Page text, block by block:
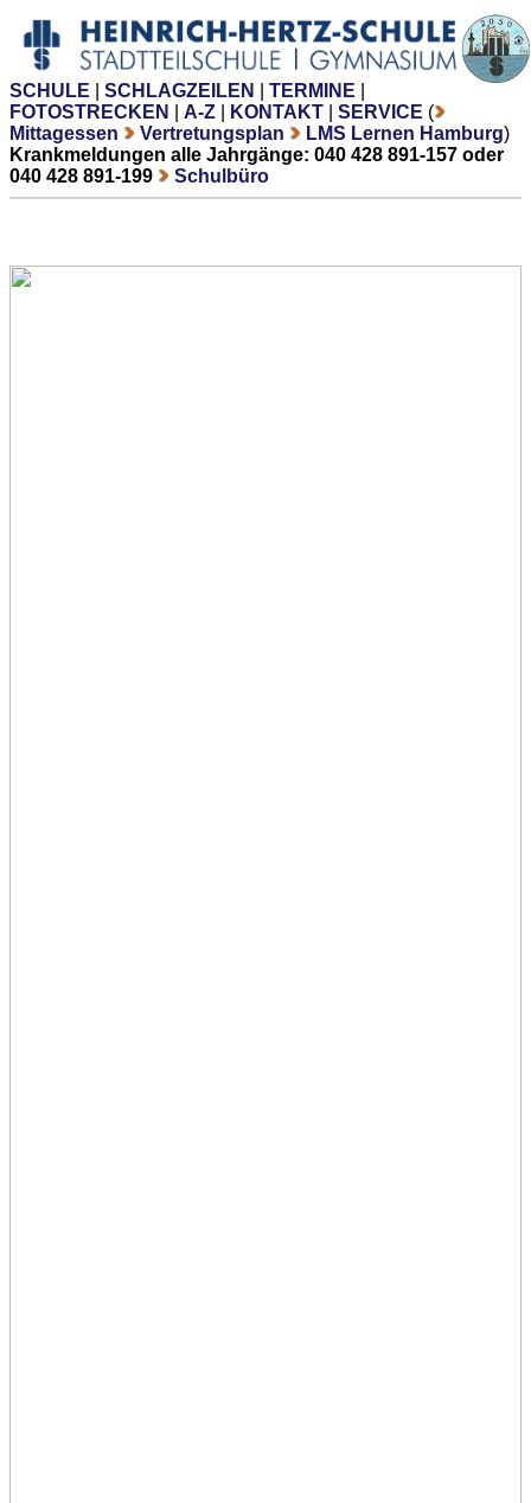
SCHULE SCHLAGZEILEN TERMINE
FOTOSTRECKEN
A-Z KONTAKT SERVICE (
Mittagessen
Vertretungsplan LMS Lernen Hamburg)
Krankmeldungen alle Jahrgänge: 040 428 891-157 oder
040 428 891-199
Schulbüro